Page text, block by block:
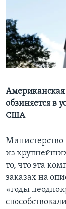
Learning English
СОЦИАЛЬНЫЕ СЕТИ
Языки
Американская
обвиняется в
США
Министерство
из
то, что эта
заказах на
«годы